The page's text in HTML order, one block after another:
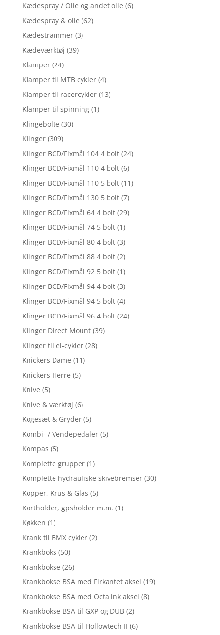
Kædespray / Olie og andet olie (6)
Kædespray & olie (62)
Kædestrammer (3)
Kædeværktøj (39)
Klamper (24)
Klamper til MTB cykler (4)
Klamper til racercykler (13)
Klamper til spinning (1)
Klingebolte (30)
Klinger (309)
Klinger BCD/Fixmål 104 4 bolt (24)
Klinger BCD/Fixmål 110 4 bolt (6)
Klinger BCD/Fixmål 110 5 bolt (11)
Klinger BCD/Fixmål 130 5 bolt (7)
Klinger BCD/Fixmål 64 4 bolt (29)
Klinger BCD/Fixmål 74 5 bolt (1)
Klinger BCD/Fixmål 80 4 bolt (3)
Klinger BCD/Fixmål 88 4 bolt (2)
Klinger BCD/Fixmål 92 5 bolt (1)
Klinger BCD/Fixmål 94 4 bolt (3)
Klinger BCD/Fixmål 94 5 bolt (4)
Klinger BCD/Fixmål 96 4 bolt (24)
Klinger Direct Mount (39)
Klinger til el-cykler (28)
Knickers Dame (11)
Knickers Herre (5)
Knive (5)
Knive & værktøj (6)
Kogesæt & Gryder (5)
Kombi- / Vendepedaler (5)
Kompas (5)
Komplette grupper (1)
Komplette hydrauliske skivebremser (30)
Kopper, Krus & Glas (5)
Kortholder, gpsholder m.m. (1)
Køkken (1)
Krank til BMX cykler (2)
Krankboks (50)
Krankbokse (26)
Krankbokse BSA med Firkantet aksel (19)
Krankbokse BSA med Octalink aksel (8)
Krankbokse BSA til GXP og DUB (2)
Krankbokse BSA til Hollowtech II (6)